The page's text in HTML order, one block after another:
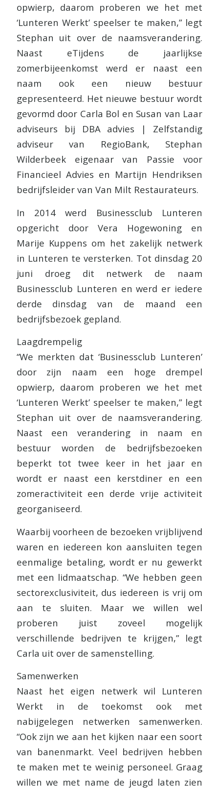
opwierp, daarom proberen we het met
‘Lunteren Werkt’ speelser te maken,” legt
Stephan uit over de naamsverandering.
Naast eTijdens de jaarlijkse
zomerbijeenkomst werd er naast een
naam ook een nieuw bestuur
gepresenteerd. Het nieuwe bestuur wordt
gevormd door Carla Bol en Susan van Laar
adviseurs bij DBA advies | Zelfstandig
adviseur van RegioBank, Stephan
Wilderbeek eigenaar van Passie voor
Financieel Advies en Martijn Hendriksen
bedrijfsleider van Van Milt Restaurateurs.
In 2014 werd Businessclub Lunteren
opgericht door Vera Hogewoning en
Marije Kuppens om het zakelijk netwerk
in Lunteren te versterken. Tot dinsdag 20
juni droeg dit netwerk de naam
Businessclub Lunteren en werd er iedere
derde dinsdag van de maand een
bedrijfsbezoek gepland.
Laagdrempelig
“We merkten dat ‘Businessclub Lunteren’
door zijn naam een hoge drempel
opwierp, daarom proberen we het met
‘Lunteren Werkt’ speelser te maken,” legt
Stephan uit over de naamsverandering.
Naast een verandering in naam en
bestuur worden de bedrijfsbezoeken
beperkt tot twee keer in het jaar en
wordt er naast een kerstdiner en een
zomeractiviteit een derde vrije activiteit
georganiseerd.
Waarbij voorheen de bezoeken vrijblijvend
waren en iedereen kon aansluiten tegen
eenmalige betaling, wordt er nu gewerkt
met een lidmaatschap. “We hebben geen
sectorexclusiviteit, dus iedereen is vrij om
aan te sluiten. Maar we willen wel
proberen juist zoveel mogelijk
verschillende bedrijven te krijgen,” legt
Carla uit over de samenstelling.
Samenwerken
Naast het eigen netwerk wil Lunteren
Werkt in de toekomst ook met
nabijgelegen netwerken samenwerken.
“Ook zijn we aan het kijken naar een soort
van banenmarkt. Veel bedrijven hebben
te maken met te weinig personeel. Graag
willen we met name de jeugd laten zien